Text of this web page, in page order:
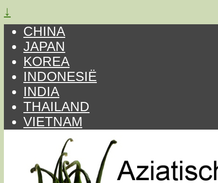
↓
CHINA
JAPAN
KOREA
INDONESIË
INDIA
THAILAND
VIETNAM